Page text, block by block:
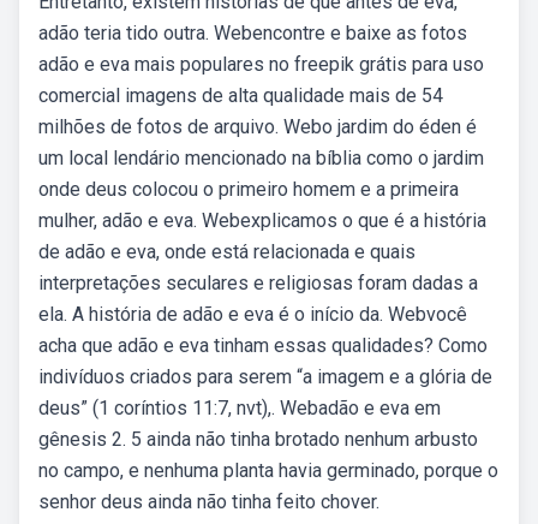
adão teria tido outra. Webencontre e baixe as fotos
adão e eva mais populares no freepik grátis para uso
comercial imagens de alta qualidade mais de 54
milhões de fotos de arquivo. Webo jardim do éden é
um local lendário mencionado na bíblia como o jardim
onde deus colocou o primeiro homem e a primeira
mulher, adão e eva. Webexplicamos o que é a história
de adão e eva, onde está relacionada e quais
interpretações seculares e religiosas foram dadas a
ela. A história de adão e eva é o início da. Webvocê
acha que adão e eva tinham essas qualidades? Como
indivíduos criados para serem “a imagem e a glória de
deus” (1 coríntios 11:7, nvt),. Webadão e eva em
gênesis 2. 5 ainda não tinha brotado nenhum arbusto
no campo, e nenhuma plan­ta havia germinado, porque o
­senhor deus ainda não tinha feito chover.